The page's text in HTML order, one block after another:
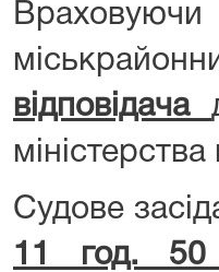
відповідача
міністерства
Судове
11 год. 50